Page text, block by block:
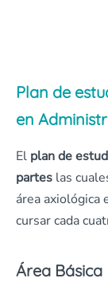
Plan de
en
El plan de
partes las
área axiológica
cursar cada
Área Básica